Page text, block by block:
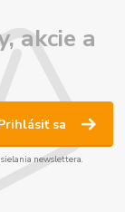
akcie a
sa
newslettera.